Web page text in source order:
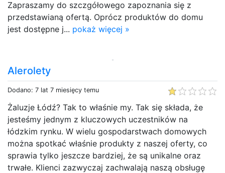
Zapraszamy do szczgółowego zapoznania się z
przedstawianą ofertą. Oprócz produktów do domu
jest dostępne j... pokaż więcej »
Alerolety
Dodano: 7 lat 7 miesięcy temu
Żaluzje Łódź? Tak to właśnie my. Tak się składa, że
jesteśmy jednym z kluczowych uczestników na
łódzkim rynku. W wielu gospodarstwach domowych
można spotkać właśnie produkty z naszej oferty, co
sprawia tylko jeszcze bardziej, że są unikalne oraz
trwałe. Klienci zazwyczaj zachwalają naszą obsługę